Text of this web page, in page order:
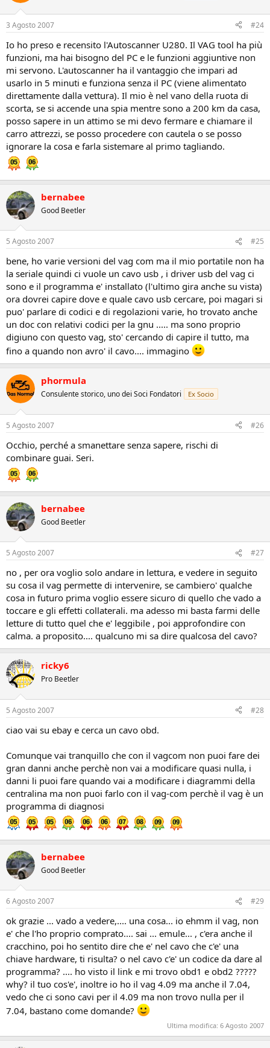
3 Agosto 2007 #24
Io ho preso e recensito l'Autoscanner U280. Il VAG tool ha più
funzioni, ma hai bisogno del PC e le funzioni aggiuntive non
mi servono. L'autoscanner ha il vantaggio che impari ad
usarlo in 5 minuti e funziona senza il PC (viene alimentato
direttamente dalla vettura). Il mio è nel vano della ruota di
scorta, se si accende una spia mentre sono a 200 km da casa,
posso sapere in un attimo se mi devo fermare e chiamare il
carro attrezzi, se posso procedere con cautela o se posso
ignorare la cosa e farla sistemare al primo tagliando.
bernabee
Good Beetler
5 Agosto 2007 #25
bene, ho varie versioni del vag com ma il mio portatile non ha
la seriale quindi ci vuole un cavo usb , i driver usb del vag ci
sono e il programma e' installato (l'ultimo gira anche su vista)
ora dovrei capire dove e quale cavo usb cercare, poi magari si
puo' parlare di codici e di regolazioni varie, ho trovato anche
un doc con relativi codici per la gnu ..... ma sono proprio
digiuno con questo vag, sto' cercando di capire il tutto, ma
fino a quando non avro' il cavo.... immagino
phormula
Consulente storico, uno dei Soci Fondatori Ex Socio
5 Agosto 2007 #26
Occhio, perché a smanettare senza sapere, rischi di
combinare guai. Seri.
bernabee
Good Beetler
5 Agosto 2007 #27
no , per ora voglio solo andare in lettura, e vedere in seguito
su cosa il vag permette di intervenire, se cambiero' qualche
cosa in futuro prima voglio essere sicuro di quello che vado a
toccare e gli effetti collaterali. ma adesso mi basta farmi delle
letture di tutto quel che e' leggibile , poi approfondire con
calma. a proposito.... qualcuno mi sa dire qualcosa del cavo?
ricky6
Pro Beetler
5 Agosto 2007 #28
ciao vai su ebay e cerca un cavo obd.
Comunque vai tranquillo che con il vagcom non puoi fare dei
gran danni anche perchè non vai a modificare quasi nulla, i
danni li puoi fare quando vai a modificare i diagrammi della
centralina ma non puoi farlo con il vag-com perchè il vag è un
programma di diagnosi
bernabee
Good Beetler
6 Agosto 2007 #29
ok grazie ... vado a vedere,.... una cosa... io ehmm il vag, non
e' che l'ho proprio comprato.... sai ... emule... , c'era anche il
cracchino, poi ho sentito dire che e' nel cavo che c'e' una
chiave hardware, ti risulta? o nel cavo c'e' un codice da dare al
programma? .... ho visto il link e mi trovo obd1 e obd2 ?????
why? il tuo cos'e', inoltre io ho il vag 4.09 ma anche il 7.04,
vedo che ci sono cavi per il 4.09 ma non trovo nulla per il
7.04, bastano come domande?
Ultima modifica: 6 Agosto 2007